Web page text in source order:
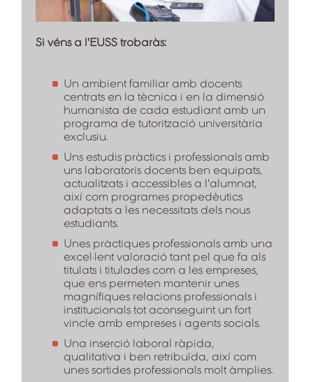
Si véns a l'EUSS trobaràs:
Un ambient familiar amb docents
centrats en la tècnica i en la dimensió
humanista de cada estudiant amb un
programa de tutorització universitària
exclusiu.
Uns estudis pràctics i professionals amb
uns laboratoris docents ben equipats,
actualitzats i accessibles a l'alumnat,
així com programes propedèutics
adaptats a les necessitats dels nous
estudiants.
Unes pràctiques professionals amb una
excel·lent valoració tant pel que fa als
titulats i titulades com a les empreses,
que ens permeten mantenir unes
magnífiques relacions professionals i
institucionals tot aconseguint un fort
vincle amb empreses i agents socials.
Una inserció laboral ràpida,
qualitativa i ben retribuïda, així com
unes sortides professionals molt àmplies.